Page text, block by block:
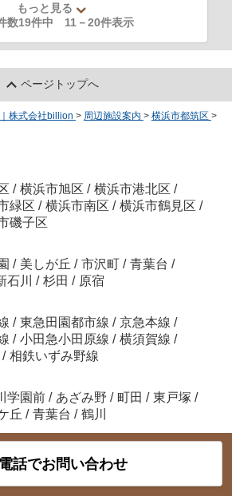
もっと見る
数19件中 11 －20件表示
ページトップへ
株式会社billion > 周辺施設案内 > 横浜市都筑区 >
/ 横浜市旭区 / 横浜市港北区 /
緑区 / 横浜市南区 / 横浜市鶴見区 /
磯子区
/ 美しが丘 / 市沢町 / 青葉台 /
石川 / 杉田 / 原宿
/ 東急田園都市線 / 京急本線 /
/ 小田急小田原線 / 横須賀線 /
/ 相鉄いずみ野線
学園前 / あざみ野 / 町田 / 東戸塚 /
丘 / 青葉台 / 鶴川
電話でお問い合わせ